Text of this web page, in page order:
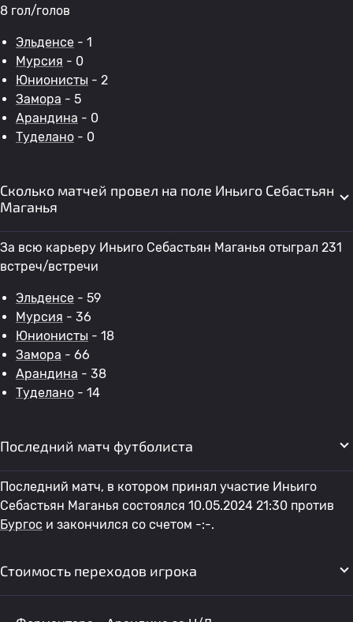
8 гол/голов
Эльденсе - 1
Мурсия - 0
Юнионисты - 2
Замора - 5
Арандина - 0
Туделано - 0
Сколько матчей провел на поле Иньиго Себастьян
Маганья
За всю карьеру Иньиго Себастьян Маганья отыграл 231
встреч/встречи
Эльденсе - 59
Мурсия - 36
Юнионисты - 18
Замора - 66
Арандина - 38
Туделано - 14
Последний матч футболиста
Последний матч, в котором принял участие Иньиго
Себастьян Маганья состоялся 10.05.2024 21:30 против
Бургос и закончился со счетом -:-.
Стоимость переходов игрока